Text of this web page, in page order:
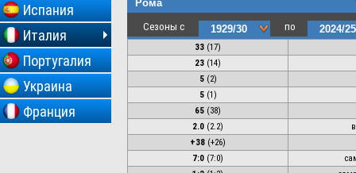
Испания
Италия
Португалия
Украина
Франция
Сезоны с по
33 (17)
23 (14)
5(2)
5(1)
65 (38)
2.0 (2.2)
+38 (+26)
7:0 (7:0)